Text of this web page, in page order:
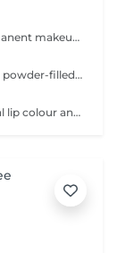
A personalised consultation before your permanent makeup procedure, focused on creating a precise and natural result tailored to your features. We assess facial proportions, skin type, and desired outcome, and define the ideal shape and pigment to ensure a refined, balanced look. WHAT IS INCLUDED: - Face analysis and aesthetic assessment - Shape design and correction - Pigment selection - Procedure and healing guidance IMPORTANT: Complimentary consultation. Can be performed on the same day as the procedure.
A soft shading technique that creates a misty, powder-filled effect, similar to lightly filled-in brows. Enhances shape, adds density, and delivers a clean, well-defined yet natural look. DURATION & MAINTENANCE: - Results last approximately 1-2 years, depending on skin type and lifestyle - A Touch-Up Session is required after 4-6 weeks to refine the shape and colour - Annual refresh is recommended to maintain optimal results BENEFITS: - Soft, natural definition - Fuller-looking brows - Long-lasting result - Low-maintenance routine INDICATIONS: - Sparse or uneven brows - Lack of definition - Desire for a soft makeup effect CONTRAINDICATIONS: - Pregnancy and breastfeeding - Active skin conditions - Open wounds in the area - Blood clotting disorders POST-CARE: - Avoid water and sweating for several days - Do not touch or pick the area - Apply recommended healing products - Avoid sun exposure during healing.
A soft tint technique that enhances the natural lip colour and shape with a sheer, translucent finish. Creates a fresh, hydrated, and naturally defined look. DURATION & MAINTENANCE: - Results last approximately 2-3 years - A Touch-Up Session is required after 4-6 weeks - Annual refresh is recommended BENEFITS: - Natural colour enhancement - Improved lip symmetry - Fresh, hydrated appearance - Long-lasting result INDICATIONS: - Pale or uneven lip colour - Lack of definition - Desire for natural enhancement CONTRAINDICATIONS: - Active herpes or infections - Pregnancy and breastfeeding - Irritation or damaged skin PRE-TREATMENT RECOMMENDATIONS: - It is recommended to take antiviral medication for 3 days prior to the procedure if prone to cold sores (herpes) - Avoid alcohol and blood-thinning medications 24-48 hours before treatment - Avoid lip irritation or aggressive treatments before the session POST-CARE: - Keep lips moisturised - Avoid spicy and hot foods - Do not peel the skin - Use SPF after healing